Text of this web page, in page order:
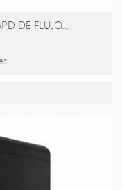
DE FLUJO...